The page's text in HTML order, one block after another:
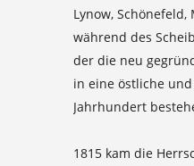
Lynow,
während des
der die neu
in eine östliche
Jahrhundert
1815 kam die